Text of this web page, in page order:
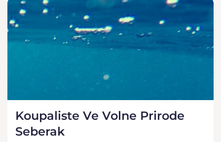
Koupaliste Ve Volne Prirode
Seberak